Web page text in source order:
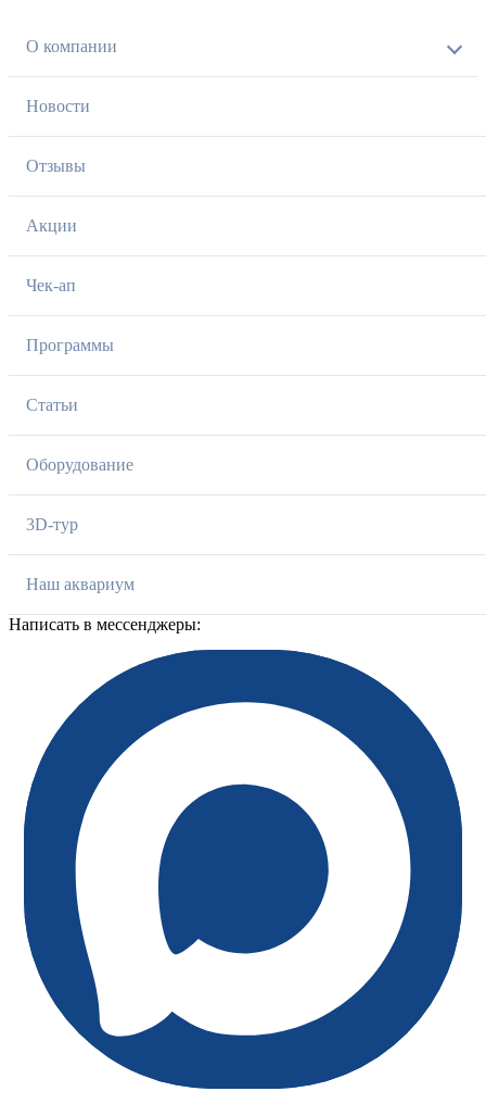
О компании
Новости
Отзывы
Акции
Чек-ап
Программы
Статьи
Оборудование
3D-тур
Наш аквариум
Написать в мессенджеры: